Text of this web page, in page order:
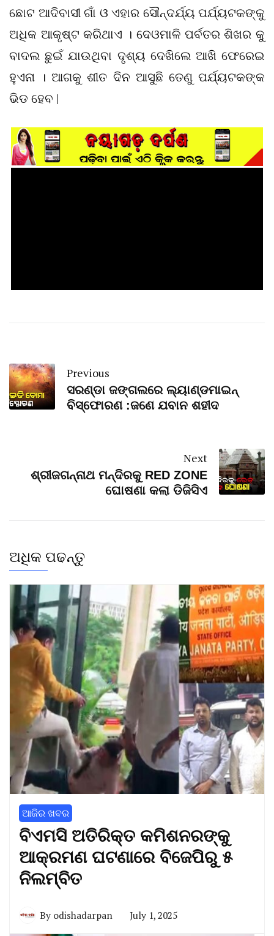
ଛୋଟ ଆଦିବାସୀ ଗାଁ ଓ ଏହାର ସୌନ୍ଦର୍ଯ୍ୟ ପର୍ଯ୍ୟଟକଙ୍କୁ
ଅଧିକ ଆକୃଷ୍ଟ କରିଥାଏ । ଦେଓମାଳି ପର୍ବତର ଶିଖର କୁ
ବାଦଲ ଛୁଇଁ ଯାଉଥିବା ଦୃଶ୍ୟ ଦେଖିଲେ ଆଖି ଫେରେଇ
ହୁଏନା । ଆଗକୁ ଶୀତ ଦିନ ଆସୁଛି ତେଣୁ ପର୍ଯ୍ୟଟକଙ୍କ
ଭିଡ ହେବ |
Previous
ସରଣ୍ଡା ଜଙ୍ଗଲରେ ଲ୍ୟାଣ୍ଡମାଇନ୍
ବିସ୍ଫୋରଣ :ଜଣେ ଯବାନ ଶହୀଦ
Next
ଶ୍ରୀଜଗନ୍ନାଥ ମନ୍ଦିରକୁ RED ZONE
ଘୋଷଣା କଲା ଡିଜିସିଏ
ଅଧିକ ପଢନ୍ତୁ
ଆଜିର ଖବର
ବିଏମସି ଅତିରିକ୍ତ କମିଶନରଙ୍କୁ
ଆକ୍ରମଣ ଘଟଣାରେ ବିଜେପିରୁ ୫
ନିଲମ୍ବିତ
By odishadarpan July 1, 2025